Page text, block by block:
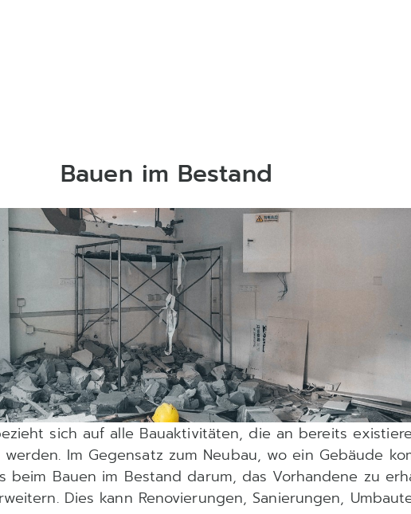
Bauen im Bestand
sich auf alle Bauaktivitäten, die an bereits
Im Gegensatz zum Neubau, wo ein Gebäude
Bauen im Bestand darum, das Vorhandene zu
Dies kann Renovierungen, Sanierungen,